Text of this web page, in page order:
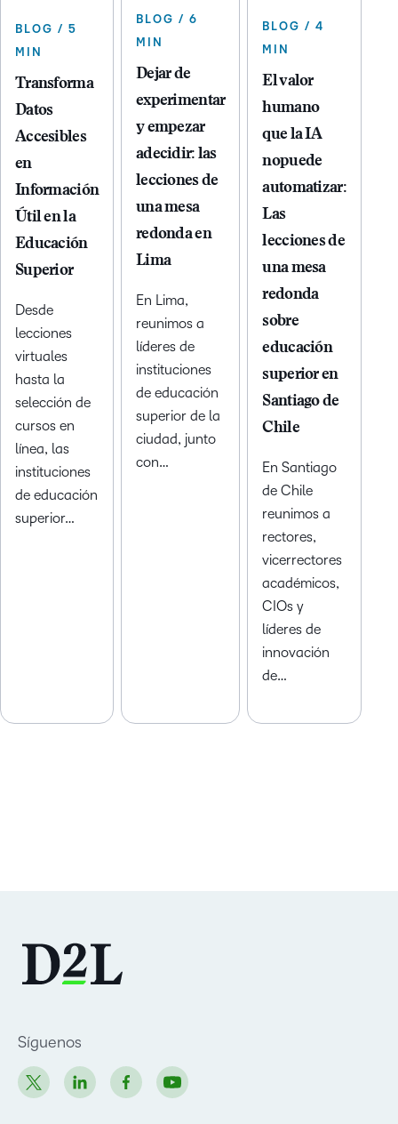
BLOG / 5
MIN
Transforma
Datos
Accesibles
en
Información
Útil en la
Educación
Superior
Desde
lecciones
virtuales
hasta la
selección de
cursos en
línea, las
instituciones
de educación
superior…
BLOG / 6
MIN
Dejar de
experimentar
y empezar
adecidir: las
lecciones de
una mesa
redonda en
Lima
En Lima,
reunimos a
líderes de
instituciones
de educación
superior de la
ciudad, junto
con…
BLOG / 4
MIN
El valor
humano
que la IA
nopuede
automatizar:
Las
lecciones de
una mesa
redonda
sobre
educación
superior en
Santiago de
Chile
En Santiago
de Chile
reunimos a
rectores,
vicerrectores
académicos,
CIOs y
líderes de
innovación
de…
Síguenos